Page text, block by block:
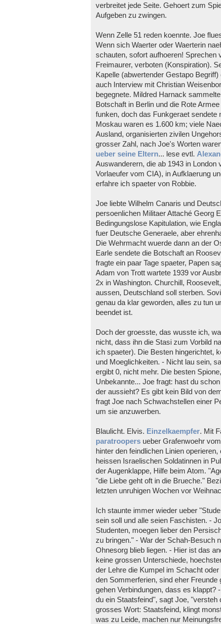
verbreitet jede Seite. Gehoert zum
Aufgeben zu zwingen.
Wenn Zelle 51 reden koennte. Joe
Wenn sich Waerter oder Waerterin
schauten, sofort aufhoeren! Sprechen
Freimaurer, verboten (Konspiration).
Kapelle (abwertender Gestapo
auch Interview mit Christian
begegnete. Mildred Harnack
Botschaft in Berlin und die Rote
funken, doch das Funkgeraet sendete
Moskau waren es 1.600 km; viele
Ausland, organisierten zivilen
grosser Zahl, nach Joe's Worten
ueber seine Eltern... lese evtl.
Auswanderern, die ab 1943 in
Vorlaeufer vom CIA), in Aufklaerung
erfahre ich spaeter von Robbie.
Joe liebte Wilhelm Canaris und
persoenlichen Militaer Attaché Georg
Bedingungslose Kapitulation, wie
fuer Deutsche Generaele, aber
Die Wehrmacht wuerde dann an der
Earle sendete die Botschaft an
fragte ein paar Tage spaeter, Papen
Adam von Trott wartete 1939 vor
2x in Washington. Churchill,
aussen, Deutschland soll sterben.
genau da klar geworden, alles zu tun
beendet ist.
Doch der groesste, das wusste ich,
nicht, dass ihn die Stasi zum Vorbild
ich spaeter). Die Besten hingerichtet,
und Moeglichkeiten. - Nicht lau sein,
ergibt 0, nicht mehr. Die besten
Unbekannte... Joe fragt: hast du
der aussieht? Es gibt kein Bild von
fragt Joe nach Schwachstellen einer
um sie anzuwerben.
Blaulicht. Elvis. Einzelkaempfer. Mit
paratroopers ueber Grafenwoehr
hinter den feindlichen Linien
heissen Israelischen Soldatinnen in
der Augenklappe, Hilfe beim Atom.
"die Liebe geht oft in die Brueche."
letzten unruhigen Wochen vor
Ich staunte immer wieder ueber
sein soll und alle seien Faschisten. -
Studenten, moegen lieber den
zu bringen." - War der Schah-Besuch
Ohnesorg blieb liegen. - Hier ist das
keine grossen Unterschiede,
der Lehre die Kumpel im Schacht
den Sommerferien, sind eher
gehen Verbindungen, dass es klappt?
du ein Staatsfeind", sagt Joe,
grosses Wort: Staatsfeind, klingt
was zu Leide, machen nur